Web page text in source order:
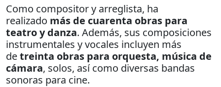
Como compositor y arreglista, ha
realizado más de cuarenta obras para
teatro y danza. Además, sus composiciones
instrumentales y vocales incluyen más
detreinta obras para orquesta, música de
cámara, solos, así como diversas bandas
sonoras para cine.